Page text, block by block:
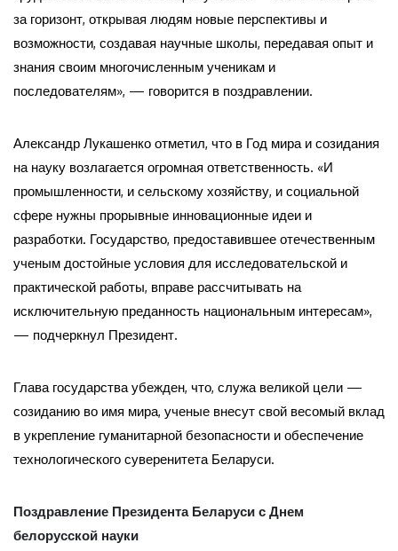
за горизонт, открывая людям новые перспективы и
возможности, создавая научные школы, передавая опыт и
знания своим многочисленным ученикам и
последователям», — говорится в поздравлении.
Александр Лукашенко отметил, что в Год мира и созидания
на науку возлагается огромная ответственность. «И
промышленности, и сельскому хозяйству, и социальной
сфере нужны прорывные инновационные идеи и
разработки. Государство, предоставившее отечественным
ученым достойные условия для исследовательской и
практической работы, вправе рассчитывать на
исключительную преданность национальным интересам»,
— подчеркнул Президент.
Глава государства убежден, что, служа великой цели —
созиданию во имя мира, ученые внесут свой весомый вклад
в укрепление гуманитарной безопасности и обеспечение
технологического суверенитета Беларуси.
Поздравление Президента Беларуси с Днем
белорусской науки